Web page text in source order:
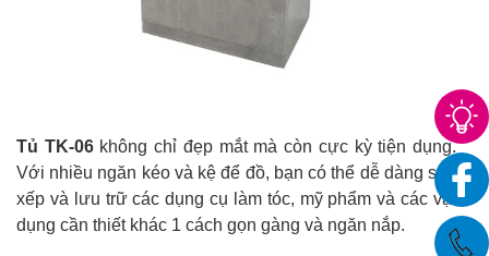
Tủ TK-06không chỉ đẹp mắt mà còn cực kỳ tiện dụng.
Với nhiều ngăn kéo và kệ để đồ, bạn có thể dễ dàng sắp
xếp và lưu trữ các dụng cụ làm tóc, mỹ phẩm và các vật
dụng cần thiết khác 1 cách gọn gàng và ngăn nắp.